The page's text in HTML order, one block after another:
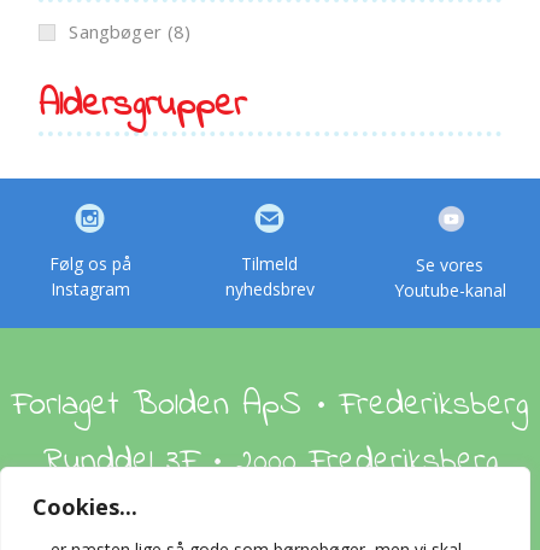
Cookies...
Sangbøger (8)
Aldersgrupper
Følg os på
Instagram
Tilmeld
nyhedsbrev
Se vores
Youtube-kanal
Forlaget Bolden ApS • Frederiksberg
Runddel 3F • 2000 Frederiksberg